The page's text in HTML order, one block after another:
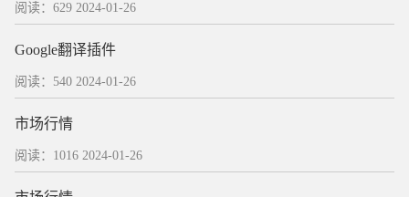
阅读：629 2024-01-26
Google翻译插件
阅读：540 2024-01-26
市场行情
阅读：1016 2024-01-26